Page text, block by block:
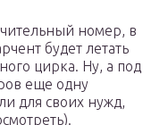
номер, в
будет летать
цирка. Ну, а под
еще одну
для своих нужд,